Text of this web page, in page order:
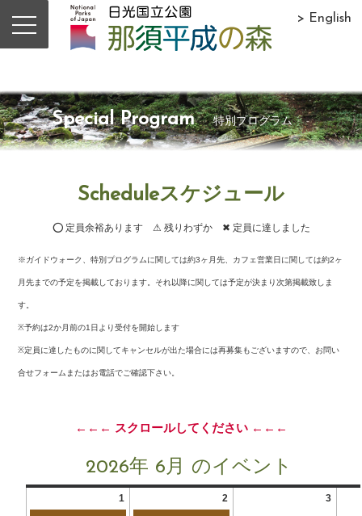
> English
Special Program 特別プログラム
Scheduleスケジュール
⭕ 定員余裕あります ⚠ 残りわずか ✖ 定員に達しました
※ガイドウォーク、特別プログラムに関しては約3ヶ月先、カフェ営業日に関しては約2ヶ
月先までの予定を掲載しております。それ以降に関しては予定が決まり次第掲載致しま
す。
※予約は2か月前の1日より受付を開始します
※定員に達したものに関してキャンセルが出た場合には再募集もございますので、お問い
合せフォームまたはお電話でご確認下さい。
←←← スクロールしてください ←←←
2026年 6月 のイベント
1 2 3